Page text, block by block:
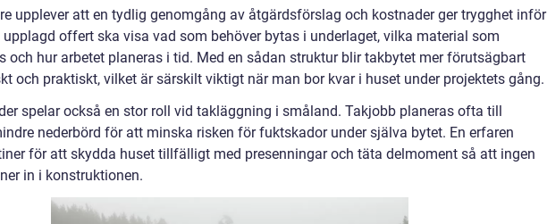
upplever att en tydlig genomgång av åtgärdsförslag och kostnader ger trygghet inför
upplagd offert ska visa vad som behöver bytas i underlaget, vilka material som
och hur arbetet planeras i tid. Med en sådan struktur blir takbytet mer förutsägbart
och praktiskt, vilket är särskilt viktigt när man bor kvar i huset under projektets gång.
spelar också en stor roll vid takläggning i småland. Takjobb planeras ofta till
nederbörd för att minska risken för fuktskador under själva bytet. En erfaren
för att skydda huset tillfälligt med presenningar och täta delmoment så att ingen
in i konstruktionen.